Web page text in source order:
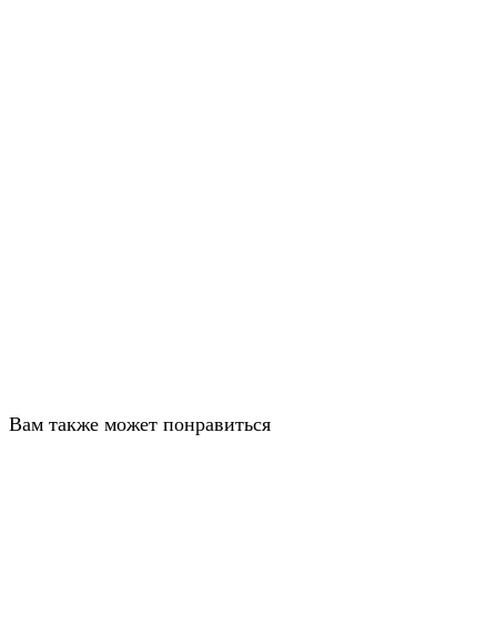
Вам также может понравиться